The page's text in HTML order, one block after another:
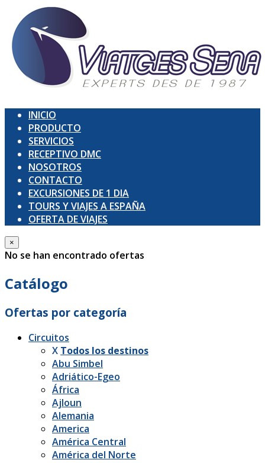
INICIO
PRODUCTO
SERVICIOS
RECEPTIVO DMC
NOSOTROS
CONTACTO
EXCURSIONES DE 1 DIA
TOURS Y VIAJES A ESPAÑA
OFERTA DE VIAJES
×
No se han encontrado ofertas
Catálogo
Ofertas por categoría
Circuitos
X Todos los destinos
Abu Simbel
Adriático-Egeo
África
Ajloun
Alemania
America
América Central
América del Norte